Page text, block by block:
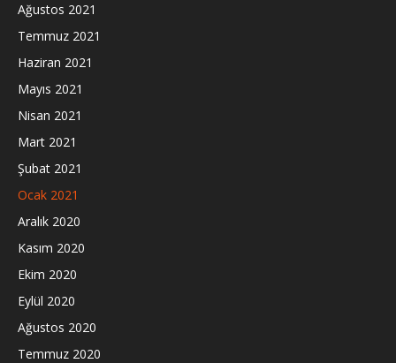
Ağustos 2021
Temmuz 2021
Haziran 2021
Mayıs 2021
Nisan 2021
Mart 2021
Şubat 2021
Ocak 2021
Aralık 2020
Kasım 2020
Ekim 2020
Eylül 2020
Ağustos 2020
Temmuz 2020